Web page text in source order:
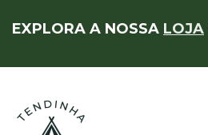
EXPLORA A NOSSA LOJA